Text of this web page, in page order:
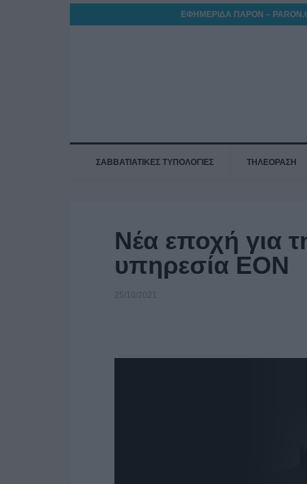
ΕΦΗΜΕΡΙΔΑ ΠΑΡΟΝ –
ΣΑΒΒΑΤΙΑΤΙΚΕΣ ΤΥΠΟΛΟΓΙΕΣ ΤΗΛΕΟΡΑΣΗ
Νέα εποχή για
υπηρεσία EON
25/10/2021